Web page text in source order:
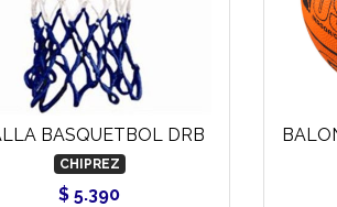
BASQUETBOL DRB
CHIPREZ
$ 5.390